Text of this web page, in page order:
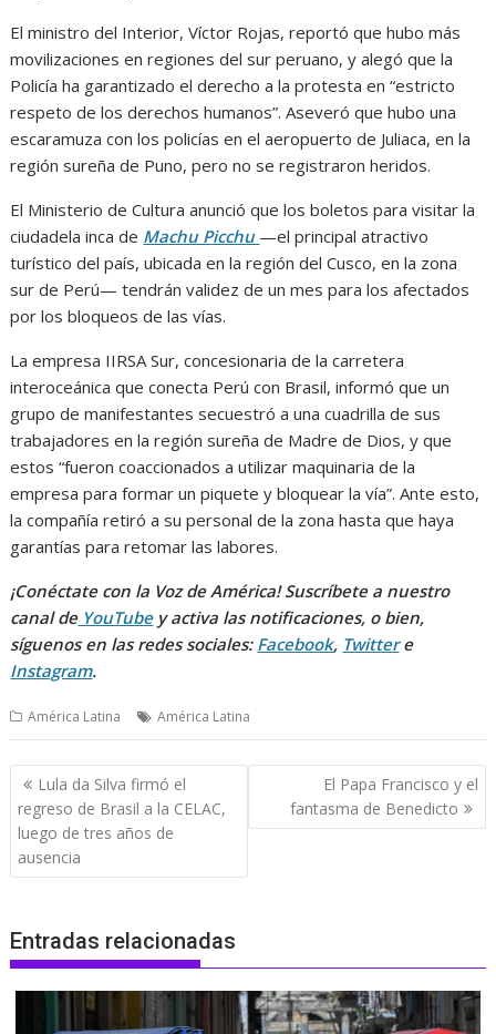
El ministro del Interior, Víctor Rojas, reportó que hubo más
movilizaciones en regiones del sur peruano, y alegó que la
Policía ha garantizado el derecho a la protesta en “estricto
respeto de los derechos humanos”. Aseveró que hubo una
escaramuza con los policías en el aeropuerto de Juliaca, en la
región sureña de Puno, pero no se registraron heridos.
El Ministerio de Cultura anunció que los boletos para visitar la
ciudadela inca de Machu Picchu —el principal atractivo
turístico del país, ubicada en la región del Cusco, en la zona
sur de Perú— tendrán validez de un mes para los afectados
por los bloqueos de las vías.
La empresa IIRSA Sur, concesionaria de la carretera
interoceánica que conecta Perú con Brasil, informó que un
grupo de manifestantes secuestró a una cuadrilla de sus
trabajadores en la región sureña de Madre de Dios, y que
estos “fueron coaccionados a utilizar maquinaria de la
empresa para formar un piquete y bloquear la vía”. Ante esto,
la compañía retiró a su personal de la zona hasta que haya
garantías para retomar las labores.
¡Conéctate con la Voz de América! Suscríbete a nuestro
canal deYouTubey activa las notificaciones, o bien,
síguenos en las redes sociales: Facebook, Twittere
Instagram.
América Latina América Latina
Navegación
de
entradas
Lula da Silva firmó el
regreso de Brasil a la CELAC,
luego de tres años de
ausencia
El Papa Francisco y el
fantasma de Benedicto
Entradas relacionadas